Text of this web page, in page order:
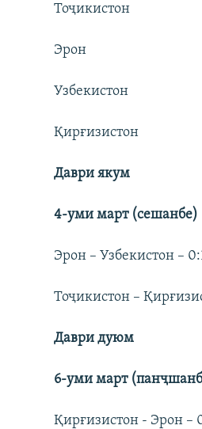
Тоҷикистон
Эрон
Узбекистон
Қирғизистон
Даври якум
4-уми март (сешанбе)
Эрон – Узбекистон –
Тоҷикистон –
Даври дуюм
6-уми март
Қирғизистон - Эрон –